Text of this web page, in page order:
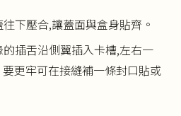
下壓合,讓蓋面與盒身貼齊。
插舌沿側翼插入卡槽,左右一
更牢可在接縫補一條封口貼或